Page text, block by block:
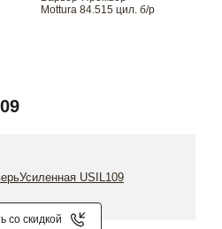
Mottura 84.515 цил. б/р
со скидкой